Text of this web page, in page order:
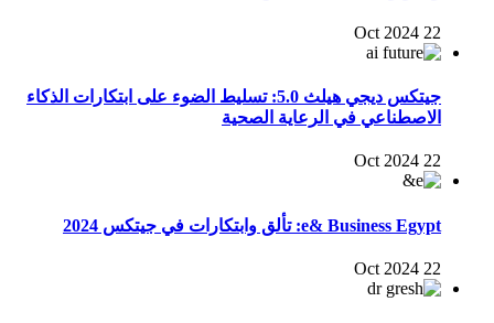
22 Oct 2024
جيتكس ديجي هيلث 5.0: تسليط الضوء على ابتكارات الذكاء
الاصطناعي في الرعاية الصحية
22 Oct 2024
e& Business Egypt: تألق وابتكارات في جيتكس 2024
22 Oct 2024